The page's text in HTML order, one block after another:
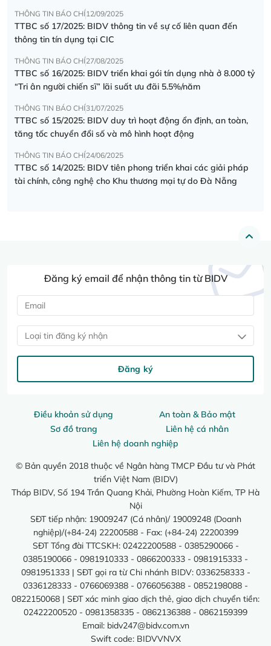
THÔNG TIN BÁO CHÍ12/09/2025
TTBC số 17/2025: BIDV thông tin về sự cố liên quan đến
thông tin tín dụng tại CIC
THÔNG TIN BÁO CHÍ27/08/2025
TTBC số 16/2025: BIDV triển khai gói tín dụng nhà ở 8.000 tỷ
“Tri ân người chiến sĩ” lãi suất ưu đãi 5.5%/năm
THÔNG TIN BÁO CHÍ31/07/2025
TTBC số 15/2025: BIDV duy trì hoạt động ổn định, an toàn,
tăng tốc chuyển đổi số và mô hình hoạt động
THÔNG TIN BÁO CHÍ24/06/2025
TTBC số 14/2025: BIDV tiên phong triển khai các giải pháp
tài chính, công nghệ cho Khu thương mại tự do Đà Nẵng
Điều khoản sử dụng
An toàn & Bảo mật
Sơ đồ trang
Liên hệ cá nhân
Liên hệ doanh nghiệp
© Bản quyền 2018 thuộc về Ngân hàng TMCP Đầu tư và Phát
triển Việt Nam (BIDV)
Tháp BIDV, Số 194 Trần Quang Khải, Phường Hoàn Kiếm, TP Hà
Nội
SĐT tiếp nhận: 19009247 (Cá nhân)/ 19009248 (Doanh
nghiệp)/(+84-24) 22200588 - Fax: (+84-24) 22200399
SĐT Tổng đài TTCSKH: 02422200588 - 0385290066 -
0385190066 - 0981910333 - 0866200333 - 0981915333 -
0981951333 | SĐT gọi ra từ Chi nhánh BIDV: 0336258333 -
0336128333 - 0766069388 - 0766056388 - 0852198088 -
0822150068 | SĐT xác minh giao dịch thẻ, giao dịch chuyển tiền:
02422200520 - 0981358335 - 0862136388 - 0862159399
Email: bidv247@bidv.com.vn
Swift code: BIDVVNVX
Đăng ký email để nhận thông tin từ BIDV
Loại tin đăng ký nhận
Đăng ký